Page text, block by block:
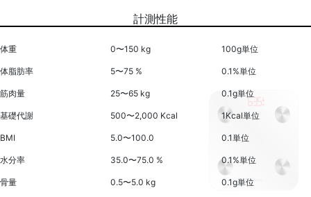
計測性能
体重 0〜150 kg 100g単位
体脂肪率 5〜75 % 0.1%単位
筋肉量 25〜65 kg 0.1g単位
基礎代謝 500〜2,000 Kcal 1Kcal単位
BMI 5.0〜100.0 0.1単位
水分率 35.0〜75.0 % 0.1%単位
骨量 0.5〜5.0 kg 0.1g単位